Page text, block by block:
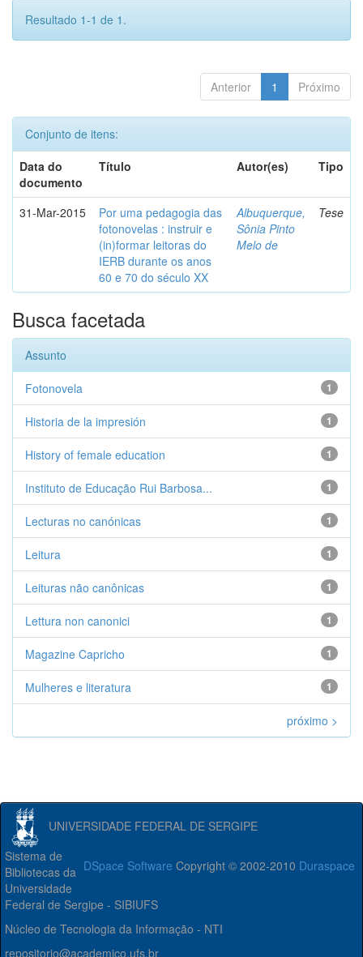
Resultado 1-1 de 1.
Anterior 1 Próximo
Conjunto de itens:
Data do
documento
Título Autor(es) Tipo
31-Mar-2015
Por uma pedagogia das
fotonovelas : instruir e
(in)formar leitoras do
IERB durante os anos
60 e 70 do século XX
Albuquerque,
Sônia Pinto
Melo de
Tese
Busca facetada
Assunto
1
Fotonovela
1
Historia de la impresión
1
History of female education
1
Instituto de Educação Rui Barbosa...
1
Lecturas no canónicas
1
Leitura
1
Leituras não canônicas
1
Lettura non canonici
1
Magazine Capricho
1
Mulheres e literatura
próximo >
UNIVERSIDADE FEDERAL DE SERGIPE
DSpace Software Copyright © 2002-2010 Duraspace
Sistema de
Bibliotecas da
Universidade
Federal de Sergipe - SIBIUFS
Núcleo de Tecnologia da Informação - NTI
repositorio@academico.ufs.br